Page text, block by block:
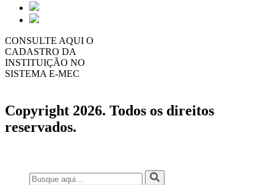
CONSULTE AQUI O
CADASTRO DA
INSTITUIÇÃO NO
SISTEMA E-MEC
Copyright 2026. Todos os direitos
reservados.